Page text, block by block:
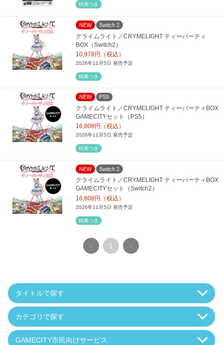
特典つき
NEW Switch 2
クライムライト／CRYMELIGHT ティーパーティ
BOX（Switch2）
10,978円（税込）
2026年11月5日 発売予定
特典つき
NEW PS5
クライムライト／CRYMELIGHT ティーパーティBOX
GAMECITYセット（PS5）
16,808円（税込）
2026年11月5日 発売予定
特典つき
NEW Switch 2
クライムライト／CRYMELIGHT ティーパーティBOX
GAMECITYセット（Switch2）
16,808円（税込）
2026年11月5日 発売予定
特典つき
« 1 »
タイトルで探す
カテゴリで探す
GAMECITY市民向けサービス